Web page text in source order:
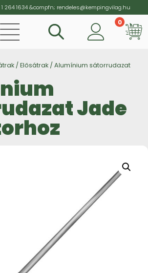
264 1634&compfn; rendeles@kempingvilag.hu
0
/ Elősátrak / Alumínium sátorrudazat
Jade